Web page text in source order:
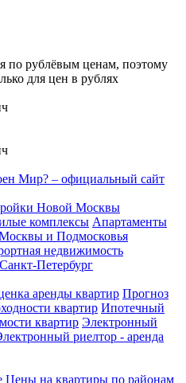
по рублёвым ценам, поэтому
для цен в рублях
Мир? – официальный сайт
Новой Москвы
комплексы Апартаменты
и Подмосковья
недвижимость
Санкт-Петербург
аренды квартир Прогноз
квартир Ипотечный
квартир Электронный
риелтор - аренда
Цены на квартиры по районам